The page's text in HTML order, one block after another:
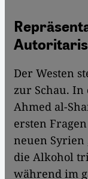
Der Westen
zur Schau.
Ahmed al-
ersten
neuen Syrien
die Alkohol
während im